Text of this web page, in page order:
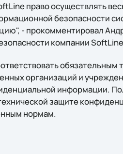
право осуществлять
безопасности
- прокомментировал
компании
обязательным
организаций и
информации.
защите
нормам.